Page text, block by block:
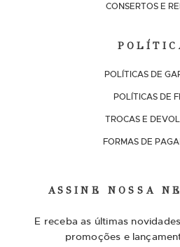
CONSERTOS E
POLÍTICAS DE
POLÍTICAS DE
TROCAS E
FORMAS DE
ASSINE NOSSA
E receba as últimas
promoções e